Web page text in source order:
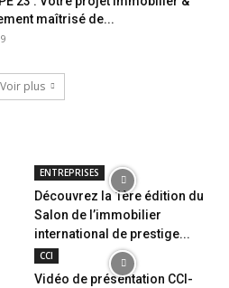
maîtrisé de...
Voir plus
ENTREPRISES
Découvrez la 1ère édition du
Salon de l’immobilier
international de prestige...
CCI
Vidéo de présentation CCI-